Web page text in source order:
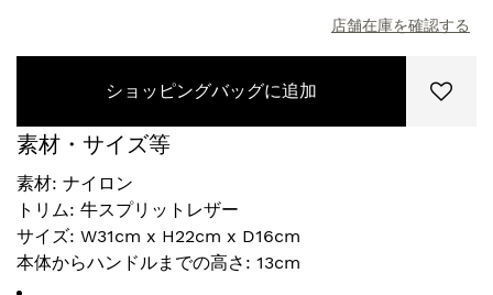
店舗在庫を確認する
ショッピングバッグに追加
素材・サイズ等
素材: ナイロン
トリム: 牛スプリットレザー
サイズ: W31cm x H22cm x D16cm
本体からハンドルまでの高さ: 13cm